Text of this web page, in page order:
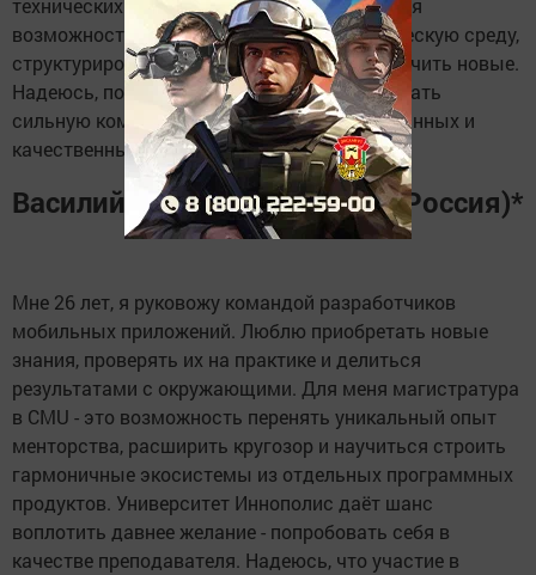
технических деталях. Для меня это отличная
возможность вновь погрузиться в студенческую среду,
структурировать имеющиеся знания и получить новые.
Надеюсь, после обучения мне удастся собрать
сильную команду для создания востребованных и
качественных программных продуктов.
Василий Артемьев (Москва, Россия)*
Мне 26 лет, я руковожу командой разработчиков
мобильных приложений. Люблю приобретать новые
знания, проверять их на практике и делиться
результатами с окружающими. Для меня магистратура
в CMU - это возможность перенять уникальный опыт
менторства, расширить кругозор и научиться строить
гармоничные экосистемы из отдельных программных
продуктов. Университет Иннополис даёт шанс
воплотить давнее желание - попробовать себя в
качестве преподавателя. Надеюсь, что участие в